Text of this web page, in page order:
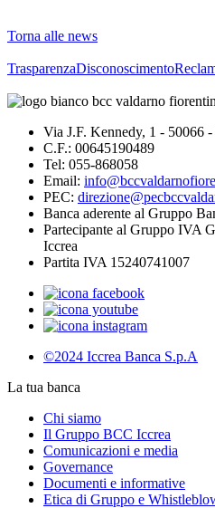
Torna alle news
TrasparenzaDisconoscimento
Via J.F. Kennedy, 1 - 50066
C.F.: 00645190489
Tel: 055-868058
Email:
PEC:
Banca aderente al Gruppo
Partecipante al Gruppo IVA
Iccrea
Partita IVA 15240741007
©2024 Iccrea Banca S.p.A
La tua banca
Chi siamo
Il Gruppo BCC Iccrea
Comunicazioni e media
Governance
Documenti e informative
Etica di Gruppo e